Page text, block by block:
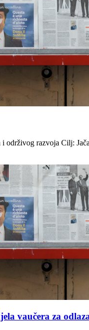
održivog razvoja Cilj:
vaučera za